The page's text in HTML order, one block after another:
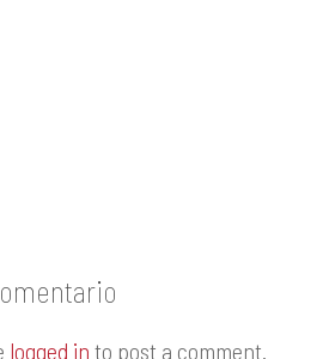
logged in to post a comment.